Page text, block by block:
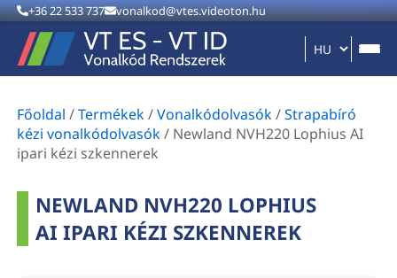
+36 22 533 737 vonalkod@vtes.videoton.hu
Főoldal /Termékek/Vonalkódolvasók/Strapabíró
kézi vonalkódolvasók/ Newland NVH220 Lophius AI
ipari kézi szkennerek
NEWLAND NVH220 LOPHIUS
AI IPARI KÉZI SZKENNEREK